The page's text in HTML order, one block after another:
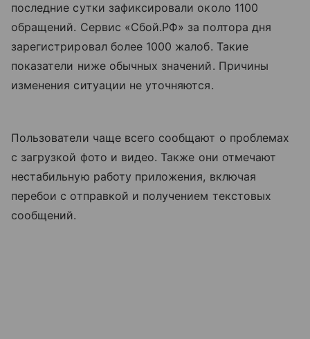
последние сутки зафиксировали около 1100
обращений. Сервис «Сбой.РФ» за полтора дня
зарегистрировал более 1000 жалоб. Такие
показатели ниже обычных значений. Причины
изменения ситуации не уточняются.
Пользователи чаще всего сообщают о проблемах
с загрузкой фото и видео. Также они отмечают
нестабильную работу приложения, включая
перебои с отправкой и получением текстовых
сообщений.